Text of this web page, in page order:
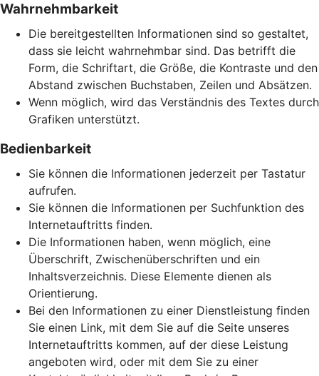
Wahrnehmbarkeit
Die bereitgestellten Informationen sind so gestaltet,
dass sie leicht wahrnehmbar sind. Das betrifft die
Form, die Schriftart, die Größe, die Kontraste und den
Abstand zwischen Buchstaben, Zeilen und Absätzen.
Wenn möglich, wird das Verständnis des Textes durch
Grafiken unterstützt.
Bedienbarkeit
Sie können die Informationen jederzeit per Tastatur
aufrufen.
Sie können die Informationen per Suchfunktion des
Internetauftritts finden.
Die Informationen haben, wenn möglich, eine
Überschrift, Zwischenüberschriften und ein
Inhaltsverzeichnis. Diese Elemente dienen als
Orientierung.
Bei den Informationen zu einer Dienstleistung finden
Sie einen Link, mit dem Sie auf die Seite unseres
Internetauftritts kommen, auf der diese Leistung
angeboten wird, oder mit dem Sie zu einer